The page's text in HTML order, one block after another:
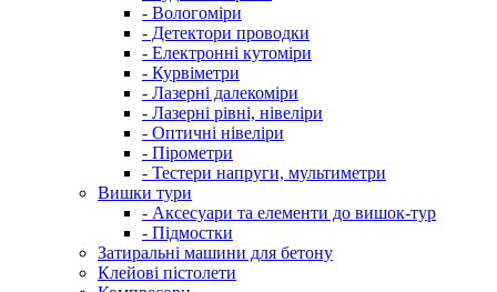
- Вологоміри
- Детектори проводки
- Електронні кутоміри
- Курвіметри
- Лазерні далекоміри
- Лазерні рівні, нівеліри
- Оптичні нівеліри
- Пірометри
- Тестери напруги, мультиметри
Вишки тури
- Аксесуари та елементи до вишок-тур
- Підмостки
Затиральні машини для бетону
Клейові пістолети